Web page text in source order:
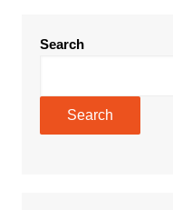
Search
Search